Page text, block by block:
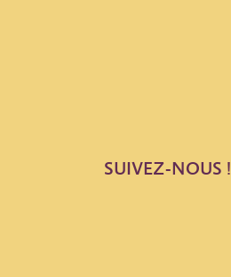
SUIVEZ-NOUS !